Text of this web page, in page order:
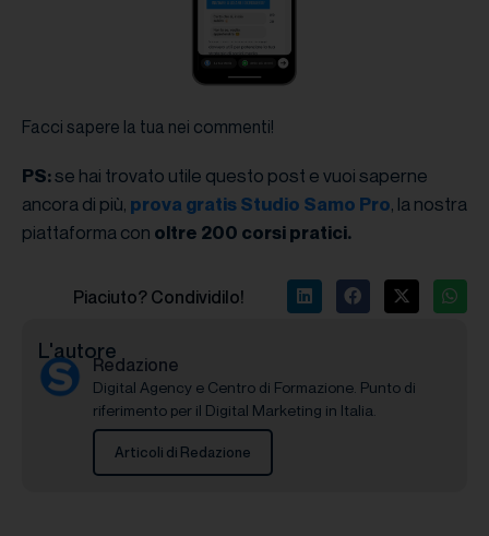
Facci sapere la tua nei commenti!
PS:se hai trovato utile questo post e vuoi saperne
ancora di più, prova gratis Studio Samo Pro, la nostra
piattaforma con oltre 200 corsi pratici.
Piaciuto? Condividilo!
L'autore
Redazione
Digital Agency e Centro di Formazione. Punto di
riferimento per il Digital Marketing in Italia.
Articoli di Redazione